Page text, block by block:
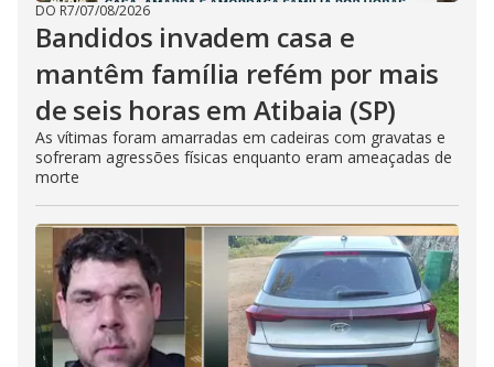
DO R7/07/08/2026
Bandidos invadem casa e
mantêm família refém por mais
de seis horas em Atibaia (SP)
As vítimas foram amarradas em cadeiras com gravatas e
sofreram agressões físicas enquanto eram ameaçadas de
morte